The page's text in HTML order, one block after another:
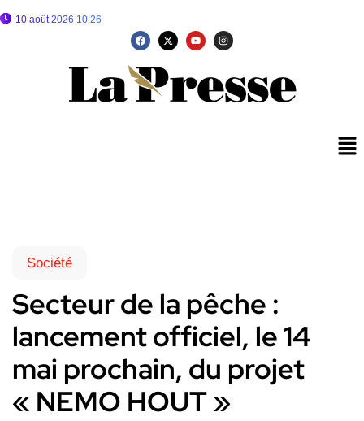
10 août 2026 10:26
Société
Secteur de la pêche :
lancement officiel, le 14
mai prochain, du projet
« NEMO HOUT »